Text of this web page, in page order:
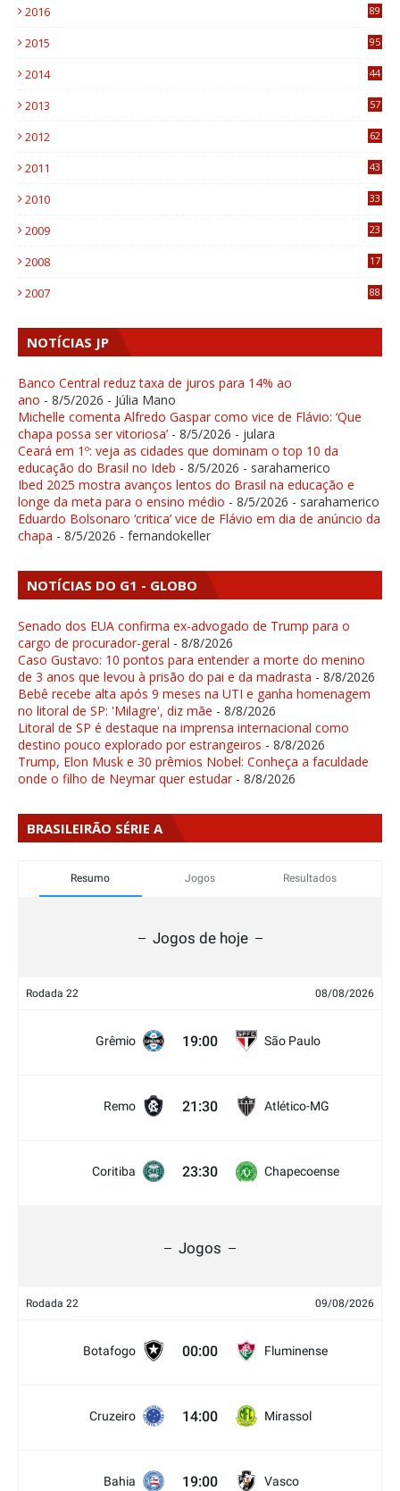
2016
89
2015
95
2014
44
2013
57
2012
62
2011
43
2010
33
2009
23
2008
17
2007 88
NOTÍCIAS JP
Banco Central reduz taxa de juros para 14% ao
ano - 8/5/2026 - Júlia Mano
Michelle comenta Alfredo Gaspar como vice de Flávio: ‘Que
chapa possa ser vitoriosa’ - 8/5/2026 - julara
Ceará em 1º: veja as cidades que dominam o top 10 da
educação do Brasil no Ideb - 8/5/2026 - sarahamerico
Ibed 2025 mostra avanços lentos do Brasil na educação e
longe da meta para o ensino médio - 8/5/2026 - sarahamerico
Eduardo Bolsonaro ‘critica’ vice de Flávio em dia de anúncio da
chapa - 8/5/2026 - fernandokeller
NOTÍCIAS DO G1 - GLOBO
Senado dos EUA confirma ex-advogado de Trump para o
cargo de procurador-geral - 8/8/2026
Caso Gustavo: 10 pontos para entender a morte do menino
de 3 anos que levou à prisão do pai e da madrasta - 8/8/2026
Bebê recebe alta após 9 meses na UTI e ganha homenagem
no litoral de SP: 'Milagre', diz mãe - 8/8/2026
Litoral de SP é destaque na imprensa internacional como
destino pouco explorado por estrangeiros - 8/8/2026
Trump, Elon Musk e 30 prêmios Nobel: Conheça a faculdade
onde o filho de Neymar quer estudar - 8/8/2026
BRASILEIRÃO SÉRIE A
Resumo Jogos Resultados
Jogos de hoje
Rodada 22 08/08/2026
Grêmio 19:00 São Paulo
Remo 21:30 Atlético-MG
Coritiba 23:30 Chapecoense
Jogos
Rodada 22 09/08/2026
Botafogo 00:00 Fluminense
Cruzeiro 14:00 Mirassol
Bahia 19:00 Vasco